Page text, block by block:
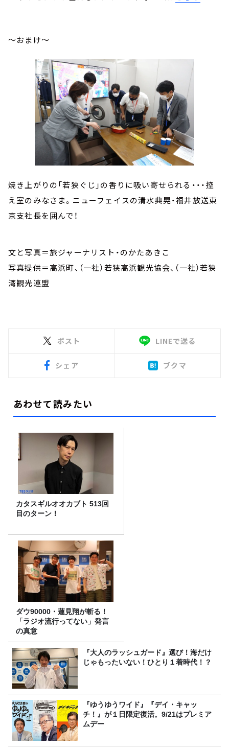
～おまけ～
焼き上がりの「若狭ぐじ」の香りに吸い寄せられる・・・控
え室のみなさま。ニューフェイスの清水典晃・福井放送東
京支社長を囲んで！
文と写真＝旅ジャーナリスト・のかたあきこ
写真提供＝高浜町、（一社）若狭高浜観光協会、（一社）若狭
湾観光連盟
ポスト LINEで送る
シェア ブクマ
あわせて読みたい
カタスギルオオカブト 513回
目のターン！
ダウ90000・蓮見翔が斬る！
「ラジオ流行ってない」発言
の真意
『大人のラッシュガード』選び！海だけ
じゃもったいない！ひとり１着時代！？
『ゆうゆうワイド』『デイ・キャッ
チ！』が１日限定復活。9/21はプレミア
ムデー